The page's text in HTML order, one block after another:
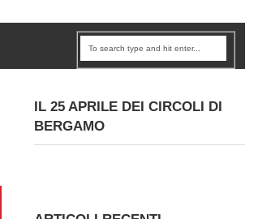
IL 25 APRILE DEI CIRCOLI DI
BERGAMO